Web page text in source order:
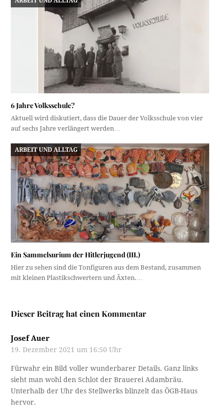
6 Jahre Volksschule?
Aktuell wird diskutiert, dass die Dauer der Volksschule von vier
auf sechs Jahre verlängert werden…
ARBEIT UND ALLTAG
Ein Sammelsurium der Hitlerjugend (III.)
Hier zu sehen sind die Tonfiguren aus dem Bestand, zusammen
mit kleinen Plastikschwertern und Äxten.…
Dieser Beitrag hat einen Kommentar
Josef Auer
19. Dezember 2021 um 16:50 Uhr
Fürwahr ein Bild voller wunderbarer Details. Ganz links
sieht man wohl den Schlot der Brauerei Adambräu.
Unterhalb der Uhr des Stellwerks blinzelt das ÖGB-Haus
hervor.